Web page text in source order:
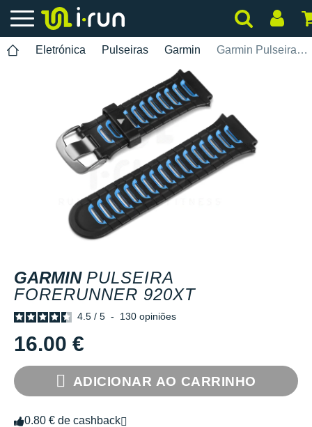
Eletrónica Pulseiras Garmin Garmin Pulseira Forerunner 920XT
GARMIN PULSEIRA
FORERUNNER 920XT
4.5 / 5 - 130 opiniões
16.00 €
ADICIONAR AO CARRINHO
0.80 € de cashback